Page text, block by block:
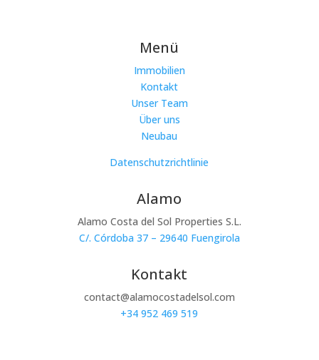
Menü
Immobilien
Kontakt
Unser Team
Über uns
Neubau
Datenschutzrichtlinie
Alamo
Alamo Costa del Sol Properties S.L.
C/. Córdoba 37 – 29640 Fuengirola
Kontakt
contact@alamocostadelsol.com
+34 952 469 519